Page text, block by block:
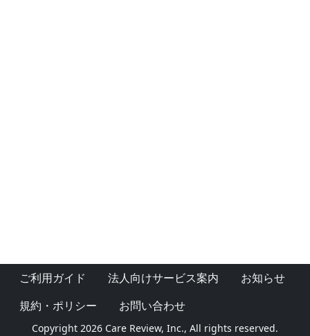
ご利用ガイド 法人向けサービス案内
お知らせ
規約・ポリシー
お問い合わせ
Copyright 2026 Care Review, Inc., All rights reserved.